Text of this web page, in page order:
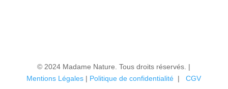
© 2024 Madame Nature. Tous droits réservés. |
Mentions Légales | Politique de confidentialité |CGV